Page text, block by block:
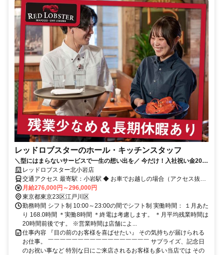
レッドロブスターのホール・キッチンスタッフ
＼型にはまらないサービスで一生の想い出を／ 今だけ！入社祝い金20万
円✨履歴書不要！嬉しい社員割引もあり！全国転勤なし！
レッドロブスター北小岩店
交通アクセス 最寄駅：小岩駅 ◆ お車でお越しの場合（アクセス抜群
の好立地！） 首都高速7号小松川線「小松川IC」より車で約12分／京
葉道路「市川IC」より車で約10分 蔵前橋通り・国道14号線（千葉街
道）すぐ近く！柴又街道沿いで通勤ラクラクです
月給276,000円～296,000円
東京都東京23区江戸川区
勤務時間 シフト制 10:00～23:00の間でシフト制 実働時間： １月あた
り 168.0時間 ＊実働8時間 ＊終電は考慮します。 ＊月平均残業時間は
20時間前後です。 ※営業時間は店舗によ...
仕事内容 『目の前のお客様を喜ばせたい』 その気持ちが届けられる
お仕事。 ￣￣￣￣￣￣￣￣￣￣￣￣￣￣￣￣￣ サプライズ、記念⽇
のお祝い事など 特別な⽇にご来店されるお客様も多い当店では その